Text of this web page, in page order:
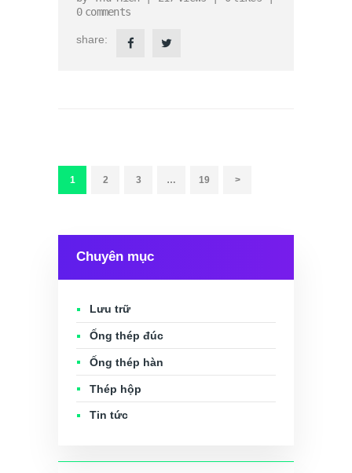
0 comments
share:
bài
viết
TRANG
1 TRANG
2 TRANG
3 … TRANG
19 >
Chuyên mục
Lưu trữ
Ống thép đúc
Ống thép hàn
Thép hộp
Tin tức